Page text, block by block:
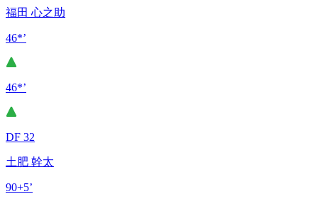
福田 心之助
46*’
46*’
DF 32
土肥 幹太
90+5’